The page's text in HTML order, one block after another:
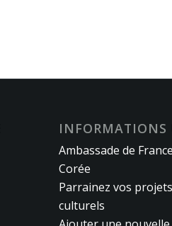
INFORMATIONS
Ambassade de
Corée
Parrainez vos projets
culturels